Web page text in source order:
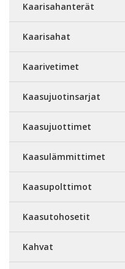
Kaarisahanterät
Kaarisahat
Kaarivetimet
Kaasujuotinsarjat
Kaasujuottimet
Kaasulämmittimet
Kaasupolttimot
Kaasutohosetit
Kahvat